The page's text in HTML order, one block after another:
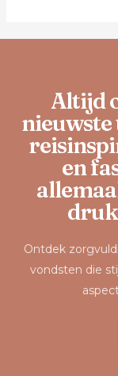
Altijd
en
Ontdek
vondsten die